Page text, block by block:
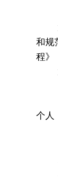
和规
程》
个人